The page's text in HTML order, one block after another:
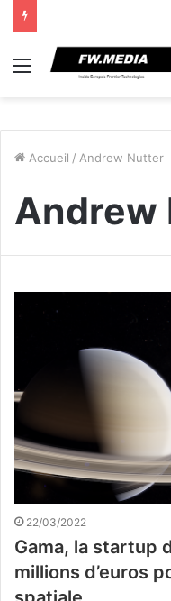
Menu
Accueil / Andrew Nutter
Andrew
22/03/2022
Gama, la startup
millions d’euros